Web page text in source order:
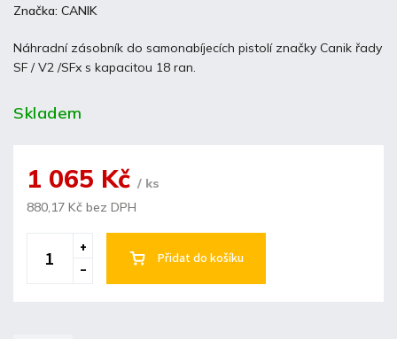
Náhradní zásobník do samonabíjecích pistolí značky Canik řady
SF / V2 /SFx s kapacitou 18 ran.
Značka: CANIK
Skladem
1 065 Kč / ks
880,17 Kč bez DPH
Přidat do košíku